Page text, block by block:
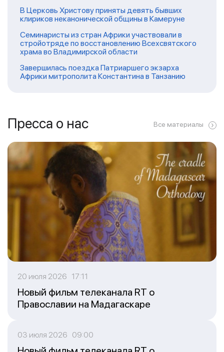
В Церковь Христову приняты девять бывших
клириков неканонической общины в Камеруне
Семинаристы из стран Африки участвовали в
стройотряде по восстановлению Всехсвятского
храма во Владимирской области
Завершилась поездка Патриаршего экзарха
Африки митрополита Константина в Танзанию
Пресса о нас Все материалы
20 июля 2026 17:11
Новый фильм телеканала RT о
Православии на Мадагаскаре
03 июля 2026 09:00